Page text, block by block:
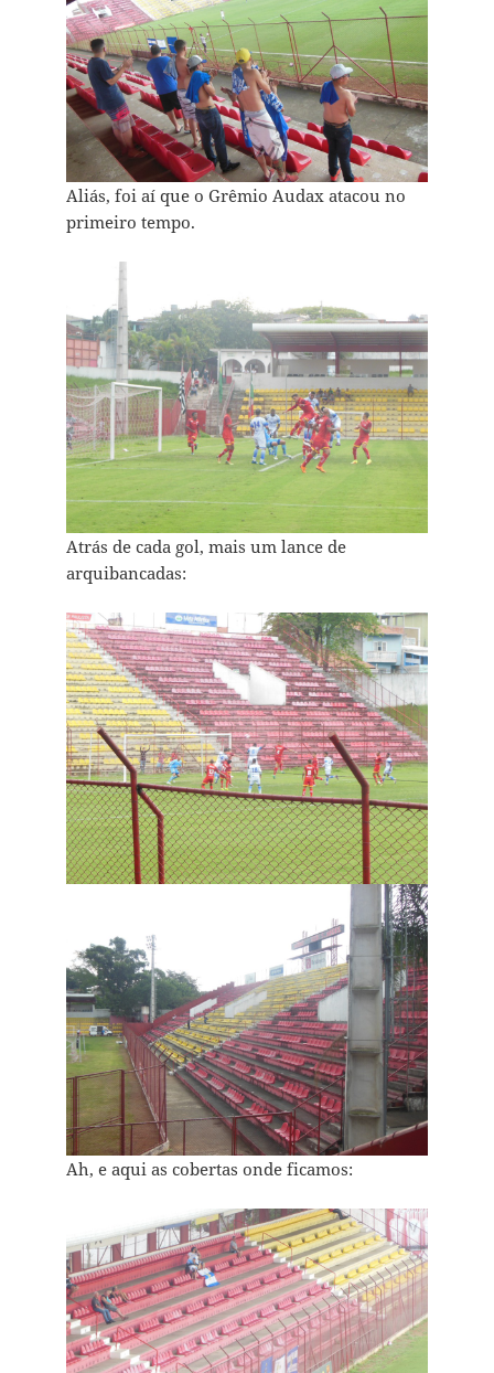
Aliás, foi aí que o Grêmio Audax atacou no
primeiro tempo.
Atrás de cada gol, mais um lance de
arquibancadas:
Ah, e aqui as cobertas onde ficamos: